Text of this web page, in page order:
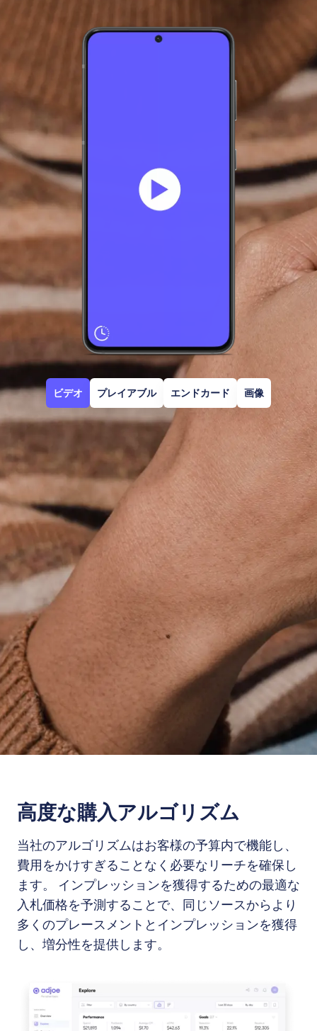
ビデオ プレイアブル エンドカード 画像
高度な購入アルゴリズム
当社のアルゴリズムはお客様の予算内で機能し、
費用をかけすぎることなく必要なリーチを確保し
ます。 インプレッションを獲得するための最適な
入札価格を予測することで、同じソースからより
多くのプレースメントとインプレッションを獲得
し、増分性を提供します。